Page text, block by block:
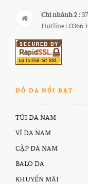
Chi nhánh 2 :
Hotline : 0366
ĐỒ DA NỔI BẬT
TÚI DA NAM
VÍ DA NAM
CẶP DA NAM
BALO DA
KHUYẾN MÃI